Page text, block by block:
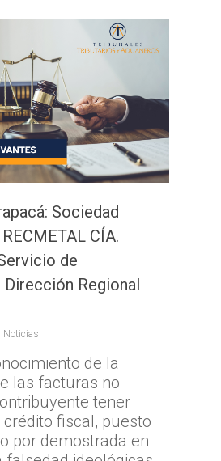
Sociedad
CÍA.
de
Regional
Noticias
de la
las facturas no
tener
fiscal, puesto
por demostrada en